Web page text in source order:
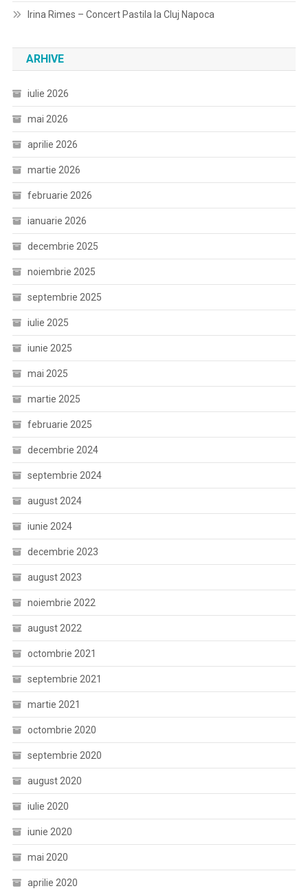
Irina Rimes – Concert Pastila la Cluj Napoca
ARHIVE
iulie 2026
mai 2026
aprilie 2026
martie 2026
februarie 2026
ianuarie 2026
decembrie 2025
noiembrie 2025
septembrie 2025
iulie 2025
iunie 2025
mai 2025
martie 2025
februarie 2025
decembrie 2024
septembrie 2024
august 2024
iunie 2024
decembrie 2023
august 2023
noiembrie 2022
august 2022
octombrie 2021
septembrie 2021
martie 2021
octombrie 2020
septembrie 2020
august 2020
iulie 2020
iunie 2020
mai 2020
aprilie 2020